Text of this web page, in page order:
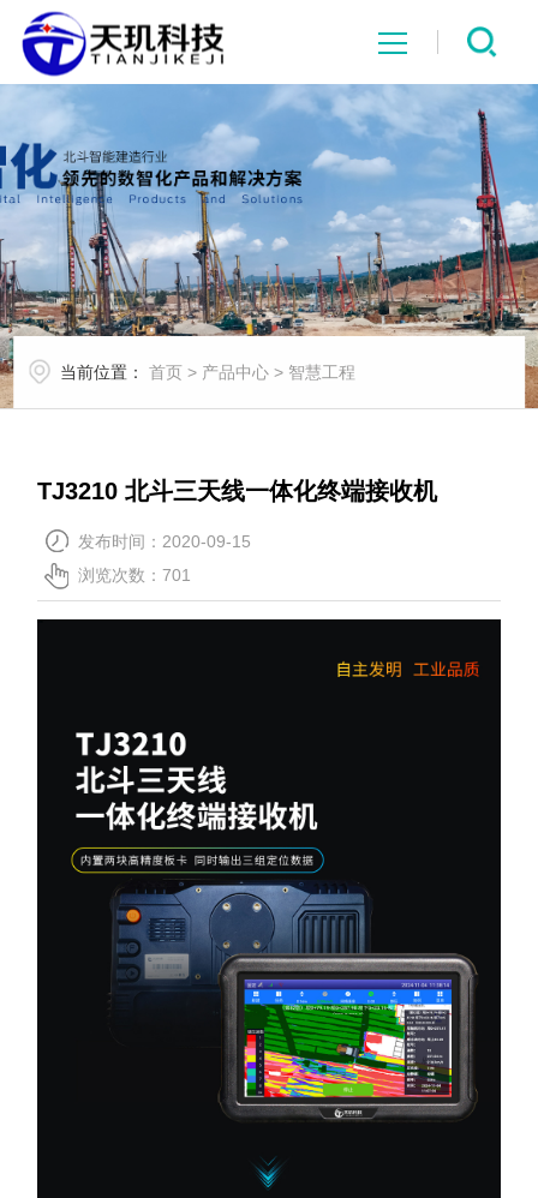
网站首页
系统中心
解决方案
项目案例
产品中心
行业资讯
当前位置： 首页 > 产品中心 > 智慧工程
TJ3210 北斗三天线一体化终端接收机
发布时间：2020-09-15
浏览次数：701